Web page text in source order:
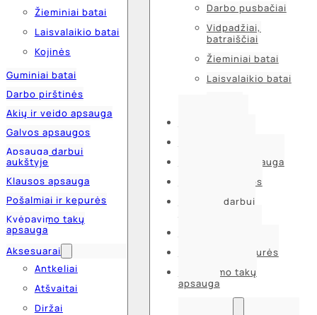
Žieminiai batai
Laisvalaikio batai
Kojinės
Guminiai batai
Darbo pirštinės
Akių ir veido apsauga
Galvos apsaugos
Apsauga darbui
aukštyje
Klausos apsauga
Pošalmiai ir kepurės
Kvėpavimo takų
apsauga
Aksesuarai
Antkeliai
Atšvaitai
Diržai
Darbo pusbačiai
Vidpadžiai,
batraiščiai
Žieminiai batai
Laisvalaikio batai
Akių ir veido apsauga
Galvos apsaugos
Apsauga darbui
Pošalmiai ir kepurės
Kvėpavimo takų
apsauga